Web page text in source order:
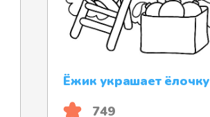
Ёжик украшает ёлочку
749